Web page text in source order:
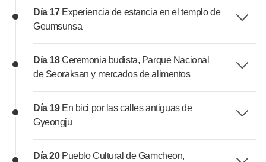
Día 17 Experiencia de estancia en el templo de
Geumsunsa
Día 18Ceremonia budista, Parque Nacional
de Seoraksan y mercados de alimentos
Día 19 En bici por las calles antiguas de
Gyeongju
Día 20 Pueblo Cultural de Gamcheon,